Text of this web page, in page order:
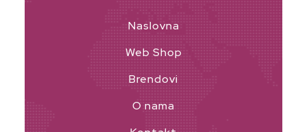
Naslovna
Web Shop
Brendovi
O nama